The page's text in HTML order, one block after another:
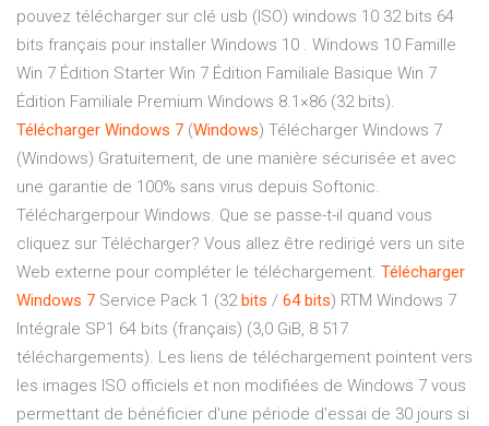
pouvez télécharger sur clé usb (ISO) windows 10 32 bits 64
bits français pour installer Windows 10 . Windows 10 Famille
Win 7 Édition Starter Win 7 Édition Familiale Basique Win 7
Édition Familiale Premium Windows 8.1×86 (32 bits).
Télécharger Windows 7 (Windows) Télécharger Windows 7
(Windows) Gratuitement, de une manière sécurisée et avec
une garantie de 100% sans virus depuis Softonic.
Téléchargerpour Windows. Que se passe-t-il quand vous
cliquez sur Télécharger? Vous allez être redirigé vers un site
Web externe pour compléter le téléchargement. Télécharger
Windows 7 Service Pack 1 (32 bits / 64 bits) RTM Windows 7
Intégrale SP1 64 bits (français) (3,0 GiB, 8 517
téléchargements). Les liens de téléchargement pointent vers
les images ISO officiels et non modifiées de Windows 7 vous
permettant de bénéficier d'une période d'essai de 30 jours si